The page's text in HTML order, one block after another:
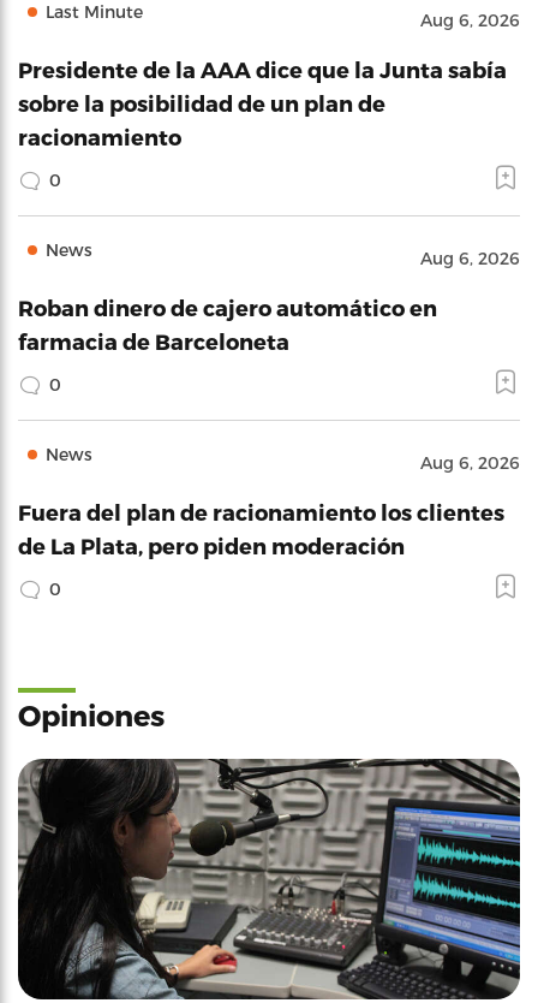
Last Minute Aug 6, 2026
Presidente de la AAA dice que la Junta sabía
sobre la posibilidad de un plan de
racionamiento
0
News Aug 6, 2026
Roban dinero de cajero automático en
farmacia de Barceloneta
0
News Aug 6, 2026
Fuera del plan de racionamiento los clientes
de La Plata, pero piden moderación
0
Opiniones